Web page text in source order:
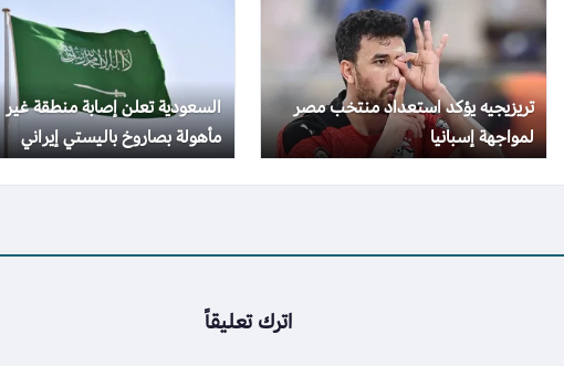
تريزيجيه يؤكد استعداد منتخب مصر
لمواجهة إسبانيا
السعودية تعلن إصابة منطقة غير
مأهولة بصاروخ باليستي إيراني
اترك تعليقاً